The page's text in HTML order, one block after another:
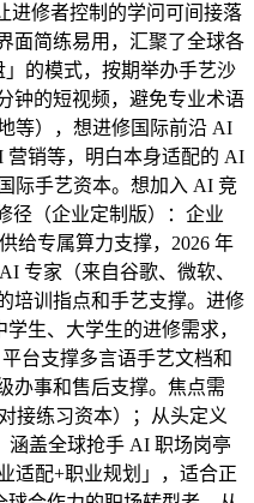
修者控制的学问可间接落
面简练易用，汇聚了全球各
的模式，按期举办手艺沙
钟的短视频，避免专业术语
等），想进修国际前沿 AI
营销等，明白本身适配的 AI
际手艺资本。想加入 AI 竞
径（企业定制版）：企业
给专属算力支撑，2026 年
专家（来自谷歌、微软、
培训指点和手艺支撑。进修
生、大学生的进修需求，
台支撑多言语手艺文档和
办事和售后支撑。焦点需
接练习资本）；从头定义
涵盖全球抢手 AI 职场岗亭
适配+职业规划」，适合正